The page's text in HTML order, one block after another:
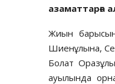
азаматтарға
Жиын
Шиенұлына,
Болат
ауылында